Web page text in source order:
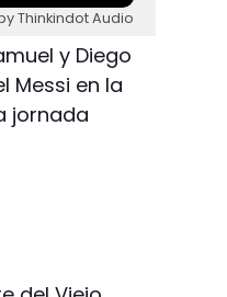
Thinkindot Audio
y Diego
Messi en la
jornada